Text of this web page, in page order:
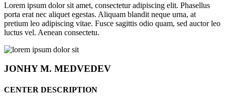
Lorem ipsum dolor sit amet, consectetur adipiscing elit. Phasellus
porta erat nec aliquet egestas. Aliquam blandit neque urna, at
pretium leo adipiscing vitae. Fusce sagittis odio quam, sed auctor leo
luctus vel. Aenean consectetu.
JONHYM. MEDVEDEV
CENTER DESCRIPTION